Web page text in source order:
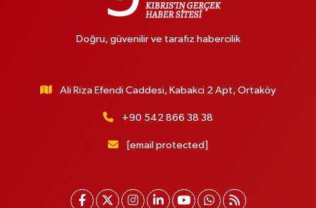
Doğru, güvenilir ve tarafız habercilik
Ali Riza Efendi Caddesi, Kabakci 2 Apt, Ortaköy
+90 542 866 38 38
[email protected]